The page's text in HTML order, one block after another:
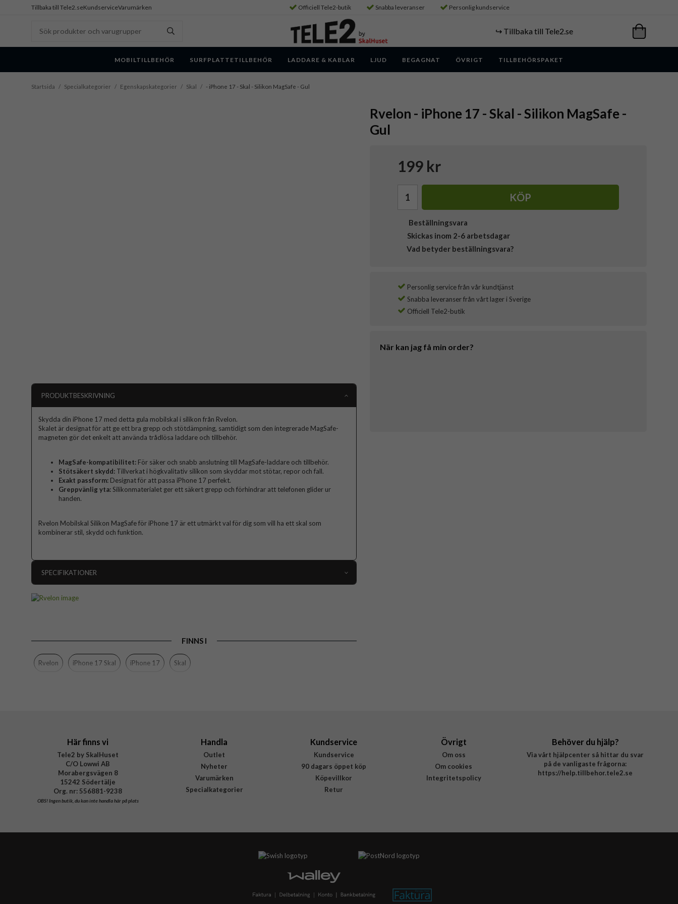
Tillbaka till Tele2.seKundserviceVarumärken Officiell Tele2-butik Snabba leveranser Personlig kundservice
↪️ Tillbaka till Tele2.se
MOBILTILLBEHÖR SURFPLATTETILLBEHÖR LADDARE & KABLAR LJUD BEGAGNAT ÖVRIGT TILLBEHÖRSPAKET
Startsida / Specialkategorier / Egenskapskategorier / Skal / - iPhone 17 - Skal - Silikon MagSafe - Gul
Rvelon - iPhone 17 - Skal - Silikon MagSafe -
Gul
199 kr
KÖP
Beställningsvara
Skickas inom 2-6 arbetsdagar
Vad betyder beställningsvara?
Personlig service från vår kundtjänst
Snabba leveranser från vårt lager i Sverige
Officiell Tele2-butik
När kan jag få min order?
PRODUKTBESKRIVNING
Skydda din iPhone 17 med detta gula mobilskal i silikon från Rvelon.
Skalet är designat för att ge ett bra grepp och stötdämpning, samtidigt som den integrerade MagSafe-
magneten gör det enkelt att använda trådlösa laddare och tillbehör.
MagSafe-kompatibilitet: För säker och snabb anslutning till MagSafe-laddare och tillbehör.
Stötsäkert skydd: Tillverkat i högkvalitativ silikon som skyddar mot stötar, repor och fall.
Exakt passform: Designat för att passa iPhone 17 perfekt.
Greppvänlig yta:Silikonmaterialet ger ett säkert grepp och förhindrar att telefonen glider ur
handen.
Rvelon Mobilskal Silikon MagSafe för iPhone 17 är ett utmärkt val för dig som vill ha ett skal som
kombinerar stil, skydd och funktion.
SPECIFIKATIONER
Egenskaper
Greppvänlig, MagSafe-kompatibel
Färg
FINNS I
Rvelon iPhone 17 Skal iPhone 17 Skal
Här finns vi
Tele2 by SkalHuset
C/O Lowwi AB
Morabergsvägen 8
15242 Södertälje
Org. nr: 556881-9238
OBS!Ingen butik, du kan inte handla här på plats
Handla
Outlet
Nyheter
Varumärken
Specialkategorier
Kundservice
Kundservice
90 dagars öppet köp
Köpevillkor
Retur
Övrigt
Om oss
Om cookies
Integritetspolicy
Behöver du hjälp?
Via vårt hjälpcenter så hittar du svar
på de vanligaste frågorna:
https://help.tillbehor.tele2.se